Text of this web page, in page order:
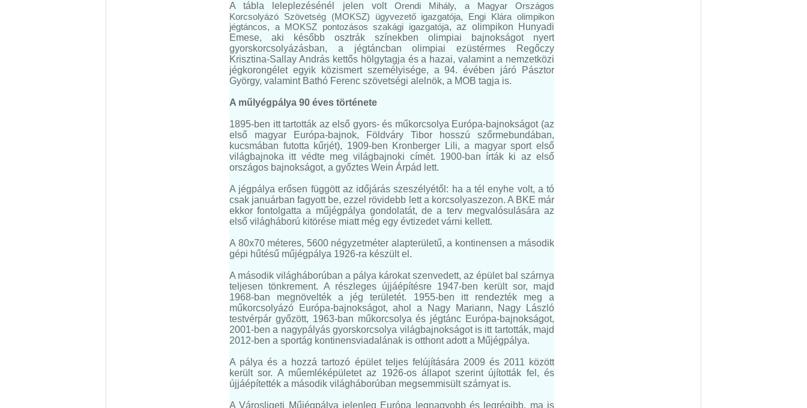
A tábla leleplezésénél jelen voltOrendi Mihály, a Magyar Országos
Korcsolyázó Szövetség (MOKSZ) ügyvezető igazgatója, Engi Klára olimpikon
jégtáncos, a MOKSZ pontozásos szakági igazgatója, az olimpikon Hunyadi
Emese, aki később osztrák színekben olimpiai bajnokságot nyert
gyorskorcsolyázásban, a jégtáncban olimpiai ezüstérmes Regőczy
Krisztina-Sallay András kettős hölgytagja és a hazai, valamint a nemzetközi
jégkorongélet egyik közismert személyisége, a 94. évében járó Pásztor
György, valamint Bathó Ferenc szövetségi alelnök, a MOB tagja is.
A műlyégpálya 90 éves története
1895-ben itt tartották az első gyors- és műkorcsolya Európa-bajnokságot (az
első magyar Európa-bajnok, Földváry Tibor hosszú szőrmebundában,
kucsmában futotta kűrjét), 1909-ben Kronberger Lili, a magyar sport első
világbajnoka itt védte meg világbajnoki címét. 1900-ban írták ki az első
országos bajnokságot, a győztes Wein Árpád lett.
A jégpálya erősen függött az időjárás szeszélyétől: ha a tél enyhe volt, a tó
csak januárban fagyott be, ezzel rövidebb lett a korcsolyaszezon. A BKE már
ekkor fontolgatta a műjégpálya gondolatát, de a terv megvalósulására az
első világháború kitörése miatt még egy évtizedet várni kellett.
A 80x70 méteres, 5600 négyzetméter alapterületű, a kontinensen a második
gépi hűtésű műjégpálya 1926-ra készült el.
A második világháborúban a pálya károkat szenvedett, az épület bal szárnya
teljesen tönkrement. A részleges újjáépítésre 1947-ben került sor, majd
1968-ban megnövelték a jég területét. 1955-ben itt rendezték meg a
műkorcsolyázó Európa-bajnokságot, ahol a Nagy Mariann, Nagy László
testvérpár győzött, 1963-ban műkorcsolya és jégtánc Európa-bajnokságot,
2001-ben a nagypályás gyorskorcsolya világbajnokságot is itt tartották, majd
2012-ben a sportág kontinensviadalának is otthont adott a Műjégpálya.
A pálya és a hozzá tartozó épület teljes felújítására 2009 és 2011 között
került sor. A műemléképületet az 1926-os állapot szerint újították fel, és
újjáépítették a második világháborúban megsemmisült szárnyat is.
A Városligeti Műjégpálya jelenleg Európa legnagyobb és legrégibb, ma is